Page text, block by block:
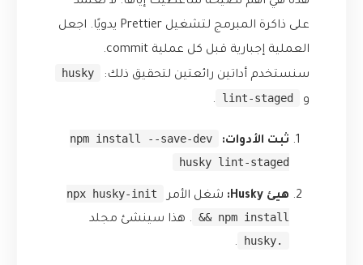
على ذاكرة المبرمج لتشغيل Prettier يدويًا. اجعل
العملية إجبارية قبل كل عملية commit.
سنستخدم أداتين رائعتين لتحقيق ذلك:
husky
و lint-staged
.
ثبت الأدوات:
npm install --save-dev
husky lint-staged
هيئ Husky: شغل الأمر
npx husky-init
&& npm install . هذا سينشئ مجلد
.husky
.